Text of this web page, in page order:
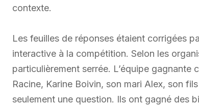
contexte.
Les feuilles de réponses étaient corrigées
interactive à la compétition. Selon les
particulièrement serrée. L’équipe
Racine, Karine Boivin, son mari Alex, son
seulement une question. Ils ont gagné des